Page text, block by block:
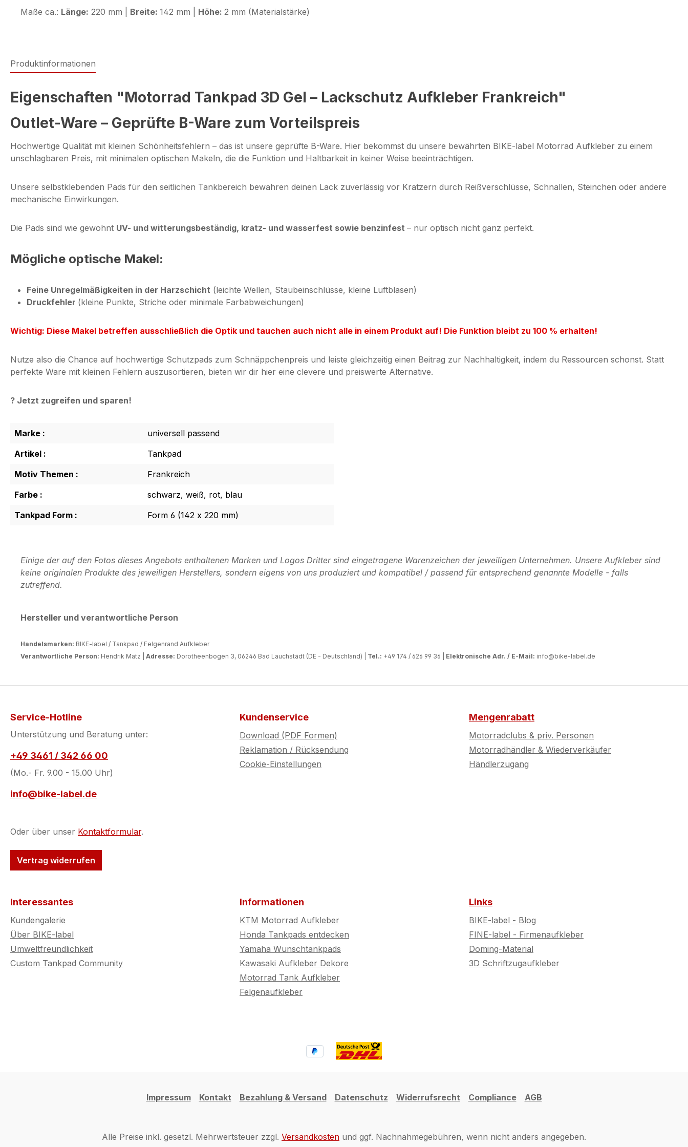
Maße ca.: Länge: 220 mm | Breite: 142 mm | Höhe: 2 mm (Materialstärke)
Produktinformationen
Eigenschaften "Motorrad Tankpad 3D Gel – Lackschutz Aufkleber Frankreich"
Outlet-Ware – Geprüfte B-Ware zum Vorteilspreis
Hochwertige Qualität mit kleinen Schönheitsfehlern – das ist unsere geprüfte B-Ware. Hier bekommst du unsere bewährten BIKE-label Motorrad Aufkleber zu einem
unschlagbaren Preis, mit minimalen optischen Makeln, die die Funktion und Haltbarkeit in keiner Weise beeinträchtigen.
Unsere selbstklebenden Pads für den seitlichen Tankbereich bewahren deinen Lack zuverlässig vor Kratzern durch Reißverschlüsse, Schnallen, Steinchen oder andere
mechanische Einwirkungen.
Die Pads sind wie gewohnt UV- und witterungsbeständig, kratz- und wasserfest sowie benzinfest – nur optisch nicht ganz perfekt.
Mögliche optische Makel:
Feine Unregelmäßigkeiten in der Harzschicht (leichte Wellen, Staubeinschlüsse, kleine Luftblasen)
Druckfehler (kleine Punkte, Striche oder minimale Farbabweichungen)
Wichtig: Diese Makel betreffen ausschließlich die Optik und tauchen auch nicht alle in einem Produkt auf! Die Funktion bleibt zu 100 % erhalten!
Nutze also die Chance auf hochwertige Schutzpads zum Schnäppchenpreis und leiste gleichzeitig einen Beitrag zur Nachhaltigkeit, indem du Ressourcen schonst. Statt
perfekte Ware mit kleinen Fehlern auszusortieren, bieten wir dir hier eine clevere und preiswerte Alternative.
? Jetzt zugreifen und sparen!
Marke :
universell passend
Artikel :
Tankpad
Motiv Themen :
Frankreich
Farbe :
schwarz, weiß, rot, blau
Tankpad Form :
Form 6 (142 x 220 mm)
Einige der auf den Fotos dieses Angebots enthaltenen Marken und Logos Dritter sind eingetragene Warenzeichen der jeweiligen Unternehmen. Unsere Aufkleber sind
keine originalen Produkte des jeweiligen Herstellers, sondern eigens von uns produziert und kompatibel / passend für entsprechend genannte Modelle - falls
zutreffend.
Hersteller und verantwortliche Person
Handelsmarken: BIKE-label / Tankpad / Felgenrand Aufkleber
Verantwortliche Person: Hendrik Matz | Adresse: Dorotheenbogen 3, 06246 Bad Lauchstädt (DE - Deutschland) | Tel.: +49 174 / 626 99 36 | Elektronische Adr. / E-Mail: info@bike-label.de
Service-Hotline
Unterstützung und Beratung unter:
+49 3461 / 342 66 00
(Mo.- Fr. 9.00 - 15.00 Uhr)
info@bike-label.de
Oder über unser Kontaktformular.
Vertrag widerrufen
Kundenservice
Download (PDF Formen)
Reklamation / Rücksendung
Cookie-Einstellungen
Mengenrabatt
Motorradclubs & priv. Personen
Motorradhändler & Wiederverkäufer
Händlerzugang
Interessantes
Kundengalerie
Über BIKE-label
Umweltfreundlichkeit
Custom Tankpad Community
Informationen
KTM Motorrad Aufkleber
Honda Tankpads entdecken
Yamaha Wunschtankpads
Kawasaki Aufkleber Dekore
Motorrad Tank Aufkleber
Felgenaufkleber
Links
BIKE-label - Blog
FINE-label - Firmenaufkleber
Doming-Material
3D Schriftzugaufkleber
Impressum Kontakt Bezahlung & Versand Datenschutz Widerrufsrecht Compliance AGB
Alle Preise inkl. gesetzl. Mehrwertsteuer zzgl. Versandkosten und ggf. Nachnahmegebühren, wenn nicht anders angegeben.